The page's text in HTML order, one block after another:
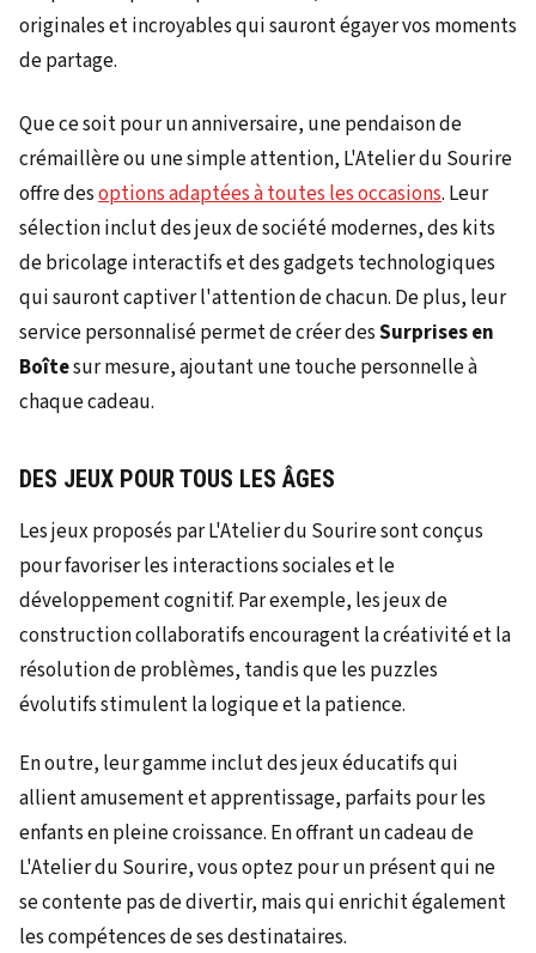
Que ce soit pour un anniversaire, une pendaison de
crémaillère ou une simple attention, L'Atelier du Sourire
offre desoptions adaptées à toutes les occasions. Leur
sélection inclut des jeux de société modernes, des kits
de bricolage interactifs et des gadgets technologiques
qui sauront captiver l'attention de chacun. De plus, leur
service personnalisé permet de créer desSurprises en
Boîtesur mesure, ajoutant une touche personnelle à
chaque cadeau.
DES JEUX POUR TOUS LES ÂGES
Les jeux proposés par L'Atelier du Sourire sont conçus
pour favoriser les interactions sociales et le
développement cognitif. Par exemple, les jeux de
construction collaboratifs encouragent la créativité et la
résolution de problèmes, tandis que les puzzles
évolutifs stimulent la logique et la patience.
En outre, leur gamme inclut des jeux éducatifs qui
allient amusement et apprentissage, parfaits pour les
enfants en pleine croissance. En offrant un cadeau de
L'Atelier du Sourire, vous optez pour un présent qui ne
se contente pas de divertir, mais qui enrichit également
les compétences de ses destinataires.